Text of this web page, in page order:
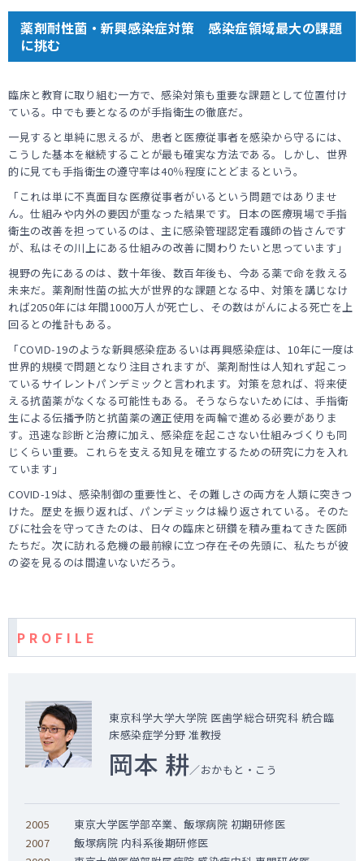
薬剤耐性菌・新興感染症対策 感染症領域最大の課題
に挑む
臨床と教育に取り組む一方で、感染対策も重要な課題として位置付け
ている。中でも要となるのが手指衛生の徹底だ。
一見すると単純に思えるが、患者と医療従事者を感染から守るには、
こうした基本を継続することが最も確実な方法である。しかし、世界
的に見ても手指衛生の遵守率は40％程度にとどまるという。
「これは単に不真面目な医療従事者がいるという問題ではありませ
ん。仕組みや内外の要因が重なった結果です。日本の医療現場で手指
衛生の改善を担っているのは、主に感染管理認定看護師の皆さんです
が、私はその川上にある仕組みの改善に関わりたいと思っています」
視野の先にあるのは、数十年後、数百年後も、今ある薬で命を救える
未来だ。薬剤耐性菌の拡大が世界的な課題となる中、対策を講じなけ
れば2050年には年間1000万人が死亡し、その数はがんによる死亡を上
回るとの推計もある。
「COVID-19のような新興感染症あるいは再興感染症は、10年に一度は
世界的規模で問題となり注目されますが、薬剤耐性は人知れず起こっ
ているサイレントパンデミックと言われます。対策を怠れば、将来使
える抗菌薬がなくなる可能性もある。そうならないためには、手指衛
生による伝播予防と抗菌薬の適正使用を両輪で進める必要がありま
す。迅速な診断と治療に加え、感染症を起こさない仕組みづくりも同
じくらい重要。これらを支える知見を確立するための研究に力を入れ
ています」
COVID-19は、感染制御の重要性と、その難しさの両方を人類に突きつ
けた。歴史を振り返れば、パンデミックは繰り返されている。そのた
びに社会を守ってきたのは、日々の臨床と研鑽を積み重ねてきた医師
たちだ。次に訪れる危機の最前線に立つ存在――その先頭に、私たちが彼
の姿を見るのは間違いないだろう。
P R O F I L E
東京科学大学大学院 医歯学総合研究科 統合臨
床感染症学分野 准教授
岡本 耕／おかもと・こう
2005
東京大学医学部卒業、飯塚病院 初期研修医
2007
飯塚病院 内科系後期研修医